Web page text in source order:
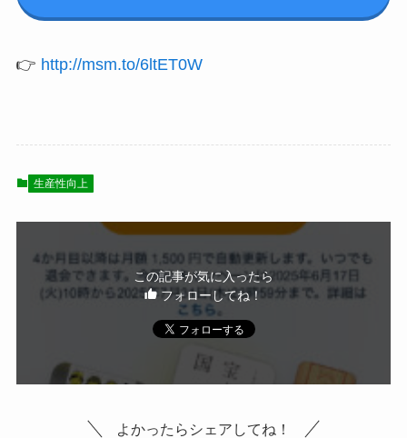
👉 http://msm.to/6ltET0W
生産性向上
この記事が気に入ったら
フォローしてね！
よかったらシェアしてね！